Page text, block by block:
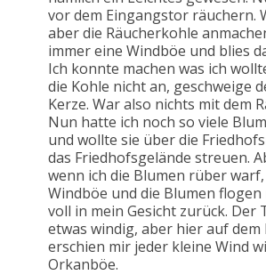
vor dem Eingangstor räuchern.
aber die Räucherkohle
immer eine Windböe und blies
Ich konnte machen was ich
die Kohle nicht an, geschweige
Kerze. War also nichts mit dem
Nun hatte ich noch so viele
und wollte sie über die
das Friedhofsgelände streuen.
wenn ich die Blumen rüber
Windböe und die Blumen
voll in mein Gesicht zurück. Der
etwas windig, aber hier auf dem
erschien mir jeder kleine Wind
Orkanböe.